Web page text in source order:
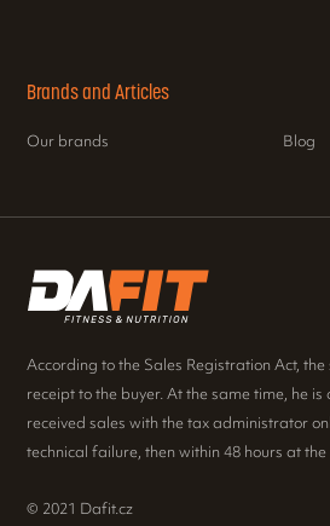
Brands and Articles
Our brands Blog
According to the Sales Registration Act,
receipt to the buyer. At the same time, he
received sales with the tax administrator
technical failure, then within 48 hours at the
© 2021 Dafit.cz